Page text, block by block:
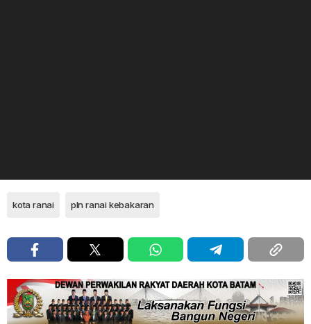
kota ranai pln ranai kebakaran